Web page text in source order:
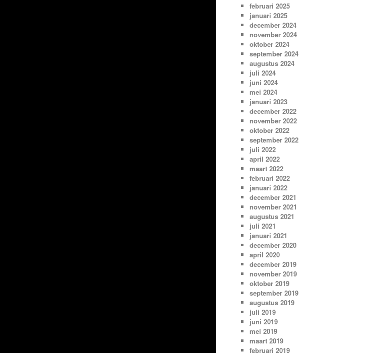
februari 2025
januari 2025
december 2024
november 2024
oktober 2024
september 2024
augustus 2024
juli 2024
juni 2024
mei 2024
januari 2023
december 2022
november 2022
oktober 2022
september 2022
juli 2022
april 2022
maart 2022
februari 2022
januari 2022
december 2021
november 2021
augustus 2021
juli 2021
januari 2021
december 2020
april 2020
december 2019
november 2019
oktober 2019
september 2019
augustus 2019
juli 2019
juni 2019
mei 2019
maart 2019
februari 2019